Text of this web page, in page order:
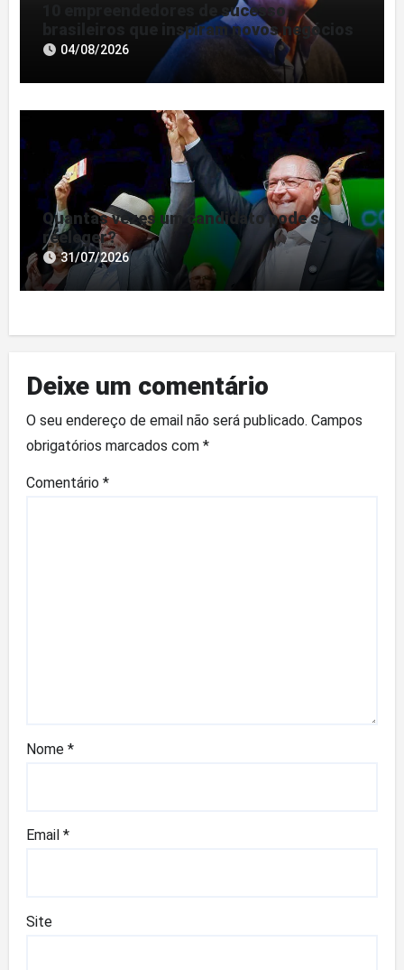
10 empreendedores de sucesso
brasileiros que inspiram novos negócios
04/08/2026
Quantas vezes um candidato pode se
reeleger?
31/07/2026
Deixe um comentário
O seu endereço de email não será publicado. Campos
obrigatórios marcados com *
Comentário *
Nome *
Email *
Site